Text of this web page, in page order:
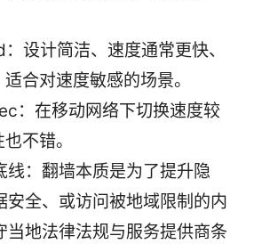
设计简洁、速度通常更快、
合对速度敏感的场景。
：在移动网络下切换速度较
不错。
线：翻墙本质是为了提升隐
安全、或访问被地域限制的内
当地法律法规与服务提供商条